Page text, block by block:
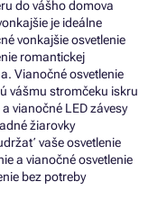
do vášho domova
je ideálne
vonkajšie osvetlenie
romantickej
Vianočné osvetlenie
vášmu stromčeku iskru
vianočné LED závesy
žiarovky
vaše osvetlenie
a vianočné osvetlenie
bez potreby